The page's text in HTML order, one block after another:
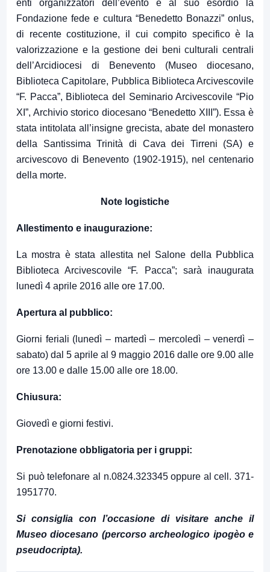
enti organizzatori dell’evento è al suo esordio la
Fondazione fede e cultura “Benedetto Bonazzi” onlus,
di recente costituzione, il cui compito specifico è la
valorizzazione e la gestione dei beni culturali centrali
dell’Arcidiocesi di Benevento (Museo diocesano,
Biblioteca Capitolare, Pubblica Biblioteca Arcivescovile
“F. Pacca”, Biblioteca del Seminario Arcivescovile “Pio
XI”, Archivio storico diocesano “Benedetto XIII”). Essa è
stata intitolata all’insigne grecista, abate del monastero
della Santissima Trinità di Cava dei Tirreni (SA) e
arcivescovo di Benevento (1902-1915), nel centenario
della morte.
Note logistiche
Allestimento e inaugurazione:
La mostra è stata allestita nel Salone della Pubblica
Biblioteca Arcivescovile “F. Pacca”; sarà inaugurata
lunedì 4 aprile 2016 alle ore 17.00.
Apertura al pubblico:
Giorni feriali (lunedì – martedì – mercoledì – venerdì –
sabato) dal 5 aprile al 9 maggio 2016 dalle ore 9.00 alle
ore 13.00 e dalle 15.00 alle ore 18.00.
Chiusura:
Giovedì e giorni festivi.
Prenotazione obbligatoria per i gruppi:
Si può telefonare al n.0824.323345 oppure al cell. 371-
1951770.
Si consiglia con l’occasione di visitare anche il
Museo diocesano (percorso archeologico ipogèo e
pseudocripta).